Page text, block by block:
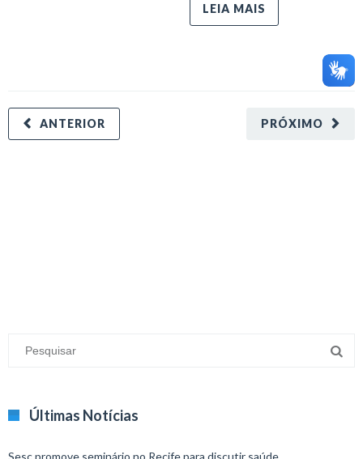
LEIA MAIS
PRÓXIMO
ANTERIOR
Últimas Notícias
Sesc promove seminário no Recife para discutir saúde